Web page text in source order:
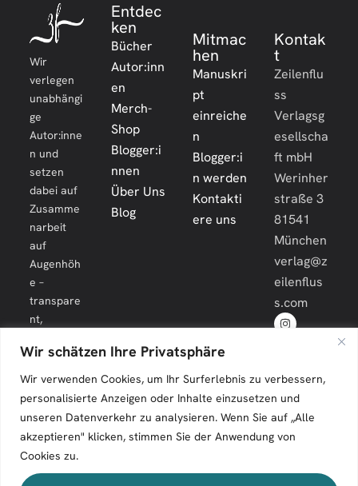
Wir schätzen Ihre Privatsphäre
Wir verwenden Cookies, um Ihr Surferlebnis zu verbessern,
personalisierte Anzeigen oder Inhalte einzusetzen und
unseren Datenverkehr zu analysieren. Wenn Sie auf „Alle
akzeptieren" klicken, stimmen Sie der Anwendung von
Cookies zu.
Wir
verlegen
unabhängi
ge
Autor:inne
n und
setzen
dabei auf
Zusamme
narbeit
auf
Augenhöh
e –
transpare
nt,
und
langfristig.
Entdec
ken
Bücher
Autor:inn
en
Merch-
Shop
Blogger:i
nnen
Über Uns
Blog
Mitmac
hen
Manuskri
pt
einreiche
n
Blogger:i
n werden
Kontakti
ere uns
Kontak
t
Zeilenflu
ss
Verlagsg
esellscha
ft mbH
Werinher
straße 3
81541
München
verlag@z
eilenflus
s.com